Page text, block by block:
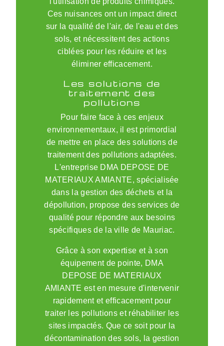
Ces nuisances ont un impact direct
sur la qualité de l'air, de l'eau et des
sols, et nécessitent des actions
ciblées pour les réduire et les
éliminer efficacement.
Les solutions de
traitement des
pollutions
Pour faire face à ces enjeux
environnementaux, il est primordial
de mettre en place des solutions de
traitement des pollutions adaptées.
L'entreprise DMA DEPOSE DE
MATERIAUX AMIANTE, spécialisée
dans la gestion des déchets et la
dépollution, propose des services de
qualité pour répondre aux besoins
spécifiques de la ville de Mauriac.
Grâce à son expertise et à son
équipement de pointe, DMA
DEPOSE DE MATERIAUX
AMIANTE est en mesure d'intervenir
rapidement et efficacement pour
traiter les pollutions et réhabiliter les
sites impactés. Que ce soit pour la
décontamination des sols, la gestion